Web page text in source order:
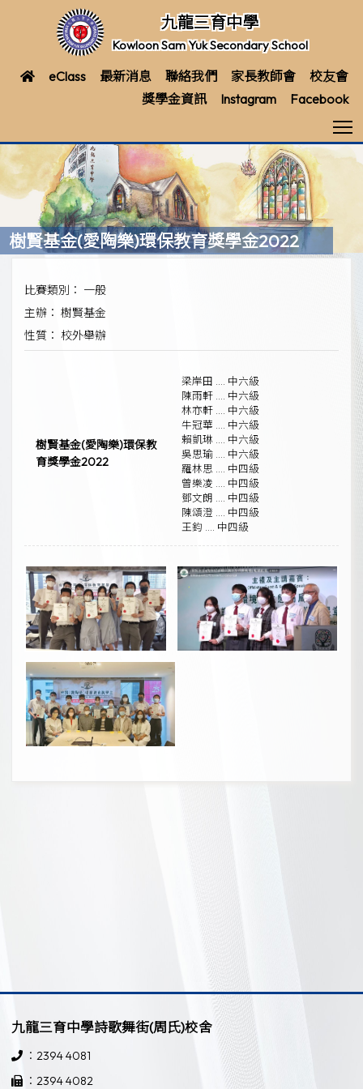
九龍三育中學
Kowloon Sam Yuk Secondary School
eClass 最新消息 聯絡我們 家長教師會
校友會
獎學金資訊
Instagram Facebook
樹賢基金(愛陶樂)環保教育獎學金2022
比賽類別： 一般
主辦： 樹賢基金
性質： 校外舉辦
樹賢基金(愛陶樂)環保教
育獎學金2022
梁岸田 .... 中六級
陳雨軒 .... 中六級
林亦軒 .... 中六級
牛冠華 .... 中六級
賴凱琳 .... 中六級
吳思瑜 .... 中六級
羅林思 .... 中四級
曾樂凌 .... 中四級
鄧文朗 .... 中四級
陳頌澄 .... 中四級
王鈞 .... 中四級
九龍三育中學詩歌舞街(周氏)校舍
：2394 4081
：2394 4082